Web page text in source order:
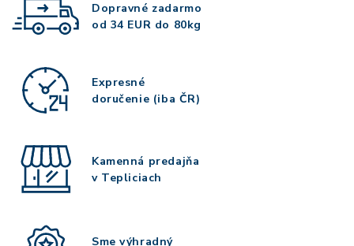
Dopravné zadarmo
od 34 EUR do 80kg
Expresné
doručenie (iba ČR)
Kamenná predajňa
v Tepliciach
Sme výhradný